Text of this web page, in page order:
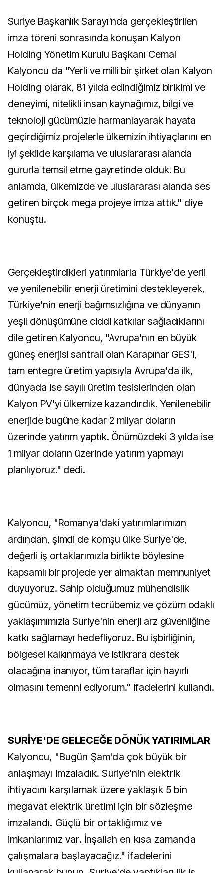
Suriye Başkanlık Sarayı'nda gerçekleştirilen
imza töreni sonrasında konuşan Kalyon
Holding Yönetim Kurulu Başkanı Cemal
Kalyoncu da "Yerli ve milli bir şirket olan Kalyon
Holding olarak, 81 yılda edindiğimiz birikimi ve
deneyimi, nitelikli insan kaynağımız, bilgi ve
teknoloji gücümüzle harmanlayarak hayata
geçirdiğimiz projelerle ülkemizin ihtiyaçlarını en
iyi şekilde karşılama ve uluslararası alanda
gururla temsil etme gayretinde olduk. Bu
anlamda, ülkemizde ve uluslararası alanda ses
getiren birçok mega projeye imza attık." diye
konuştu.
Gerçekleştirdikleri yatırımlarla Türkiye'de yerli
ve yenilenebilir enerji üretimini destekleyerek,
Türkiye'nin enerji bağımsızlığına ve dünyanın
yeşil dönüşümüne ciddi katkılar sağladıklarını
dile getiren Kalyoncu, "Avrupa'nın en büyük
güneş enerjisi santrali olan Karapınar GES'i,
tam entegre üretim yapısıyla Avrupa'da ilk,
dünyada ise sayılı üretim tesislerinden olan
Kalyon PV'yi ülkemize kazandırdık. Yenilenebilir
enerjide bugüne kadar 2 milyar doların
üzerinde yatırım yaptık. Önümüzdeki 3 yılda ise
1 milyar doların üzerinde yatırım yapmayı
planlıyoruz." dedi.
Kalyoncu, "Romanya'daki yatırımlarımızın
ardından, şimdi de komşu ülke Suriye'de,
değerli iş ortaklarımızla birlikte böylesine
kapsamlı bir projede yer almaktan memnuniyet
duyuyoruz. Sahip olduğumuz mühendislik
gücümüz, yönetim tecrübemiz ve çözüm odaklı
yaklaşımımızla Suriye'nin enerji arz güvenliğine
katkı sağlamayı hedefliyoruz. Bu işbirliğinin,
bölgesel kalkınmaya ve istikrara destek
olacağına inanıyor, tüm taraflar için hayırlı
olmasını temenni ediyorum." ifadelerini kullandı.
SURİYE'DE GELECEĞE DÖNÜK YATIRIMLAR
Kalyoncu, "Bugün Şam'da çok büyük bir
anlaşmayı imzaladık. Suriye'nin elektrik
ihtiyacını karşılamak üzere yaklaşık 5 bin
megavat elektrik üretimi için bir sözleşme
imzalandı. Güçlü bir ortaklığımız ve
imkanlarımız var. İnşallah en kısa zamanda
çalışmalara başlayacağız." ifadelerini